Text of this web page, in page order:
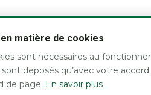
– Cap Soleil Energie™
matière de cookies
sont nécessaires au
sont déposés qu’avec votre
de page. En savoir plus